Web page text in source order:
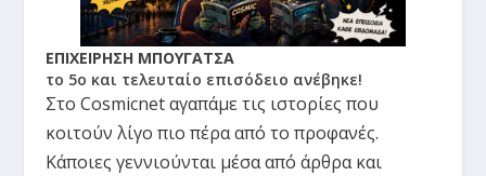
ΕΠΙΧΕΙΡΗΣΗ ΜΠΟΥΓΑΤΣΑ
το 5ο και τελευταίο επισόδειο ανέβηκε!
Στο Cosmicnet αγαπάμε τις ιστορίες που
κοιτούν λίγο πιο πέρα από το προφανές.
Κάποιες γεννιούνται μέσα από άρθρα και